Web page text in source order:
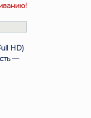
HD)
—